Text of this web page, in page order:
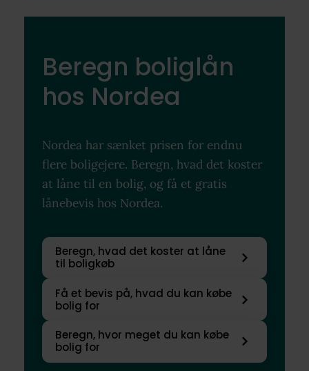
Beregn boliglån
hos Nordea
Nordea har sænket prisen for endnu
flere boligejere. Beregn, hvad det koster
at låne til en bolig, og få et gratis
lånebevis hos Nordea.
Beregn, hvad det koster at låne
til boligkøb
Få et bevis på, hvad du kan købe
bolig for
Beregn, hvor meget du kan købe
bolig for